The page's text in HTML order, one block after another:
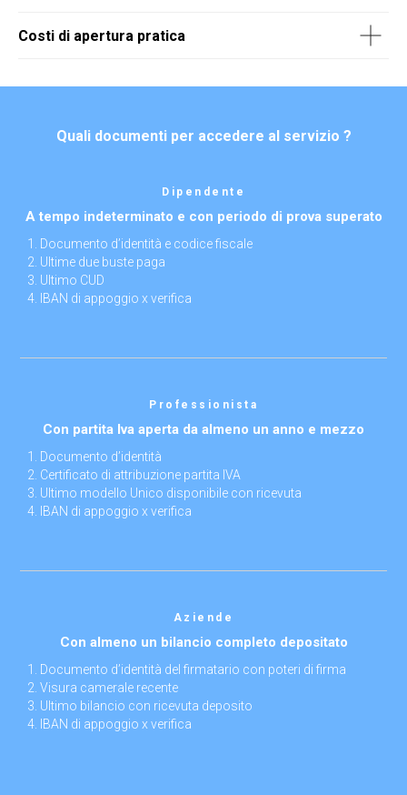
Costi di apertura pratica
Quali documenti per accedere al servizio ?
Dipendente
A tempo indeterminato e con periodo di prova superato
Documento d’identità e codice fiscale
Ultime due buste paga
Ultimo CUD
IBAN di appoggio x verifica
Professionista
Con partita Iva aperta da almeno un anno e mezzo
Documento d’identità
Certificato di attribuzione partita IVA
Ultimo modello Unico disponibile con ricevuta
IBAN di appoggio x verifica
Aziende
Con almeno un bilancio completo depositato
Documento d’identità del firmatario con poteri di firma
Visura camerale recente
Ultimo bilancio con ricevuta deposito
IBAN di appoggio x verifica